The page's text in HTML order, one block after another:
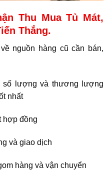
Thu Mua Tủ Mát,
Thắng.
nguồn hàng cũ cần bán,
số lượng và thương lượng
nhất
hợp đồng
và giao dịch
hàng và vận chuyển